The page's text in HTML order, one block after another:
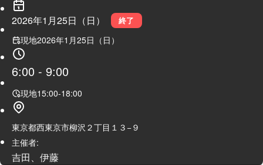
2026年1月25日（日） 終了
現地2026年1月25日（日）
6:00 - 9:00
現地15:00-18:00
東京都西東京市柳沢２丁目１３−９
主催者:
吉田、伊藤